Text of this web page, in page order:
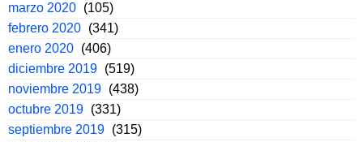
marzo 2020 (105)
febrero 2020 (341)
enero 2020 (406)
diciembre 2019 (519)
noviembre 2019 (438)
octubre 2019 (331)
septiembre 2019 (315)